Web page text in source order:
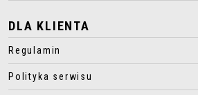
DLA KLIENTA
Regulamin
Polityka serwisu